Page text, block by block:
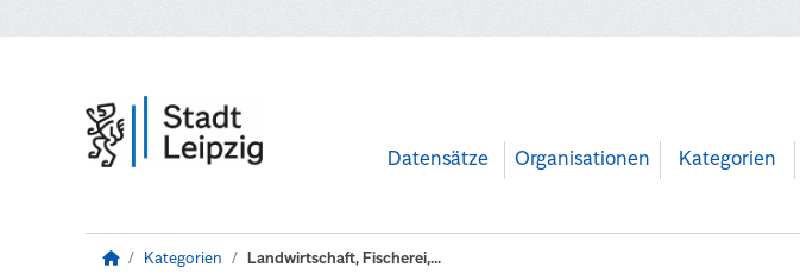
Datensätze Organisationen Kategorien
Kategorien Landwirtschaft, Fischerei,...